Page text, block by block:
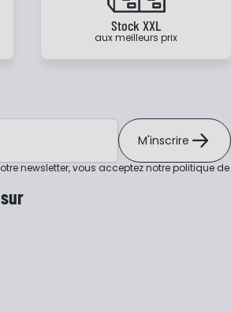
Stock XXL
aux meilleurs prix
M'inscrire
newsletter, vous acceptez notrepolitique de